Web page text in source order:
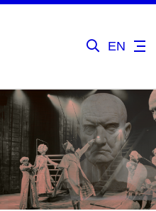
EN